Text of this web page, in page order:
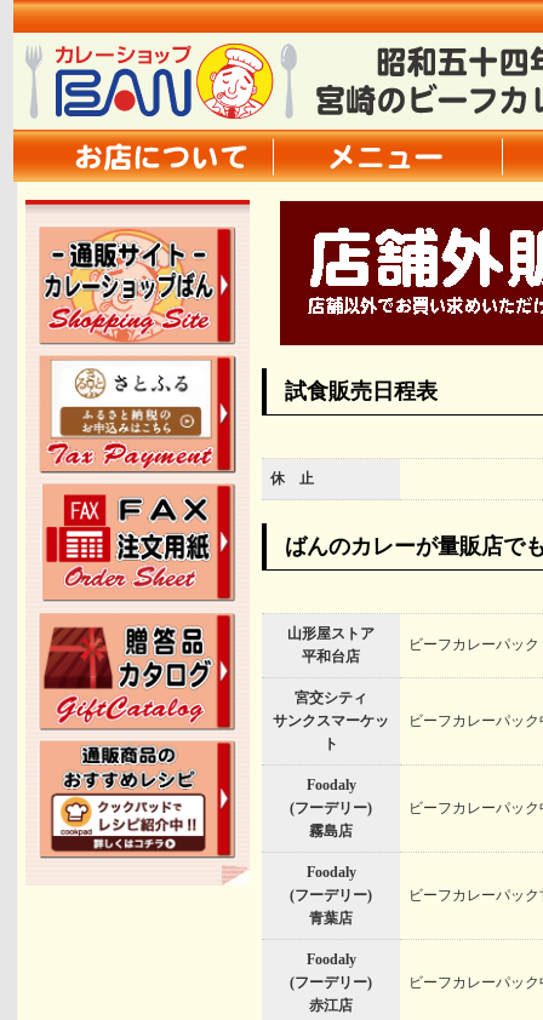
試食販売日程表
休 止
ばんのカレーが量販店で
山形屋ストア
平和台店
ビーフカレーパッ
宮交シティ
サンクスマーケッ
ト
ビーフカレーパッ
Foodaly
(フーデリー)
霧島店
ビーフカレーパッ
Foodaly
(フーデリー)
青葉店
ビーフカレーパッ
Foodaly
(フーデリー)
赤江店
ビーフカレーパッ